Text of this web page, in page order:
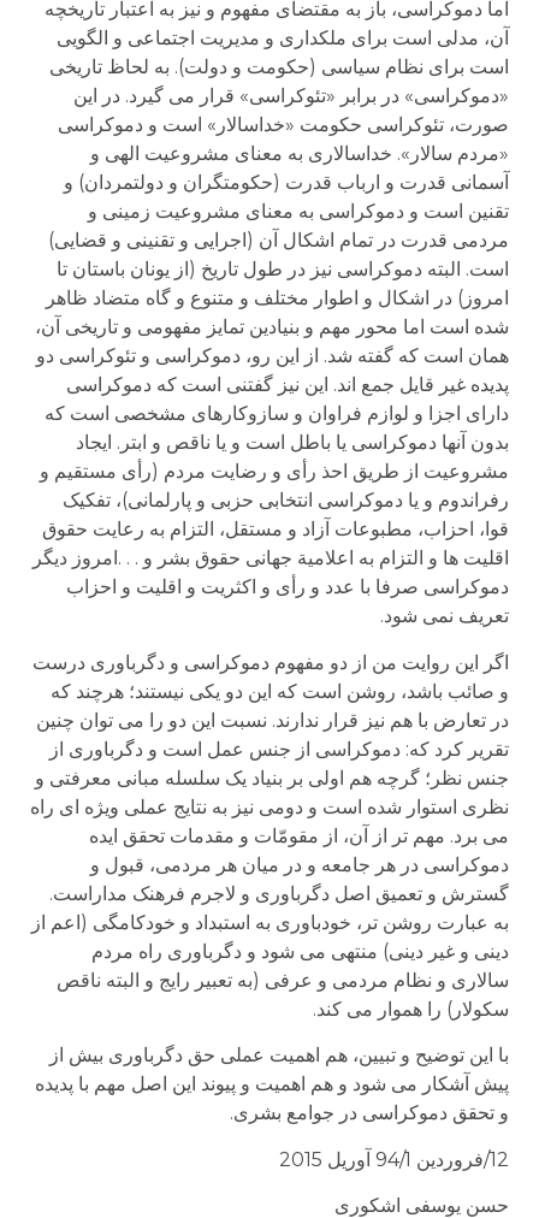
اما دموکراسی، باز به مقتضای مفهوم و نیز به اعتبار تاریخچه
آن، مدلی است برای ملکداری و مدیریت اجتماعی و الگویی
است برای نظام سیاسی (حکومت و دولت). به لحاظ تاریخی
«دموکراسی» در برابر «تئوکراسی» قرار می گیرد. در این
صورت، تئوکراسی حکومت «خداسالار» است و دموکراسی
«مردم سالار». خداسالاری به معنای مشروعیت الهی و
آسمانی قدرت و ارباب قدرت (حکومتگران و دولتمردان) و
تقنین است و دموکراسی به معنای مشروعیت زمینی و
مردمی قدرت در تمام اشکال آن (اجرایی و تقنینی و قضایی)
است. البته دموکراسی نیز در طول تاریخ (از یونان باستان تا
امروز) در اشکال و اطوار مختلف و متنوع و گاه متضاد ظاهر
شده است اما محور مهم و بنیادین تمایز مفهومی و تاریخی آن،
همان است که گفته شد. از این رو، دموکراسی و تئوکراسی دو
پدیده غیر قایل جمع اند. این نیز گفتنی است که دموکراسی
دارای اجزا و لوازم فراوان و سازوکارهای مشخصی است که
بدون آنها دموکراسی یا باطل است و یا ناقص و ابتر. ایجاد
مشروعیت از طریق احذ رأی و رضایت مردم (رأی مستقیم و
رفراندوم و یا دموکراسی انتخابی حزبی و پارلمانی)، تفکیک
قوا، احزاب، مطبوعات آزاد و مستقل، التزام به رعایت حقوق
اقلیت ها و التزام به اعلامیة جهانی حقوق بشر و . . .امروز دیگر
دموکراسی صرفا با عدد و رأی و اکثریت و اقلیت و احزاب
تعریف نمی شود.
اگر این روایت من از دو مفهوم دموکراسی و دگرباوری درست
و صائب باشد، روشن است که این دو یکی نیستند؛ هرچند که
در تعارض با هم نیز قرار ندارند. نسبت این دو را می توان چنین
تقریر کرد که: دموکراسی از جنس عمل است و دگرباوری از
جنس نظر؛ گرچه هم اولی بر بنیاد یک سلسله مبانی معرفتی و
نظری استوار شده است و دومی نیز به نتایج عملی ویژه ای راه
می برد. مهم تر از آن، از مقومّات و مقدمات تحقق ایده
دموکراسی در هر جامعه و در میان هر مردمی، قبول و
گسترش و تعمیق اصل دگرباوری و لاجرم فرهنک مداراست.
به عبارت روشن تر، خودباوری به استبداد و خودکامگی (اعم از
دینی و غیر دینی) منتهی می شود و دگرباوری راه مردم
سالاری و نظام مردمی و عرفی (به تعبیر رایج و البته ناقص
سکولار) را هموار می کند.
با این توضیح و تبیین، هم اهمیت عملی حق دگرباوری بیش از
پیش آشکار می شود و هم اهمیت و پیوند این اصل مهم با پدیده
و تحقق دموکراسی در جوامع بشری.
12/فروردین 94/1 آوریل 2015
حسن یوسفی اشکوری